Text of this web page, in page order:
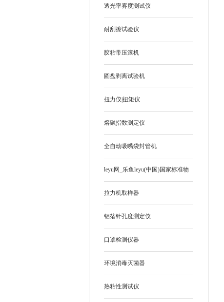
透光率雾度测试仪
耐刮擦试验仪
胶粘带压滚机
圆盘剥离试验机
扭力仪|扭矩仪
熔融指数测定仪
全自动吸嘴袋封管机
leyu网_乐鱼leyu(中国)国家标准物
质
拉力机取样器
铝箔针孔度测定仪
口罩检测仪器
环境消毒灭菌器
热粘性测试仪